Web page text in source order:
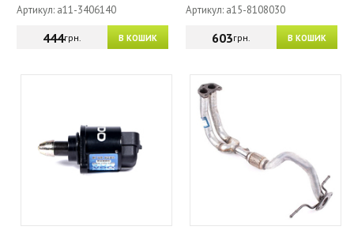
Артикул: a11-3406140
В КОШИК
444грн.
Артикул: a15-8108030
В КОШИК
603грн.